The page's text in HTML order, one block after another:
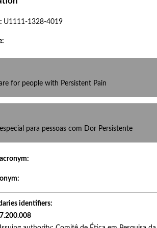
U1111-1328-4019
for people with Persistent Pain
para pessoas com Dor Persistente
identifiers:
7.200.008